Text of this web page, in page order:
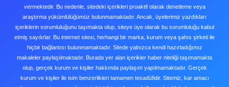
vermektedir. Bu nedenle, sitedeki içerikleri proaktif olarak denetleme veya
araştırma yükümlülüğümüz bulunmamaktadır. Ancak, üyelerimiz yazdıkları
içeriklerin sorumluluğunu taşımakta olup, siteye üye olarak bu sorumluluğu kabul
etmiş sayılırlar. Bu internet sitesi, herhangi bir marka, kurum veya şahıs şirketi ile
hiçbir bağlantısı bulunmamaktadır. Sitede yalnızca kendi hazırladığımız
makaleler paylaşılmaktadır. Burada yer alan içerikler haber niteliği taşımamakta
olup, gerçek kurum ve kişiler hakkında paylaşım yapılmamaktadır. Gerçek
kurum ve kişiler ile isim benzerlikleri tamamen tesadüfidir. Sitemiz, kar amacı